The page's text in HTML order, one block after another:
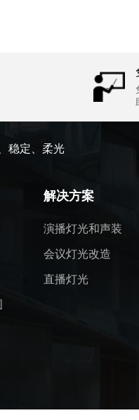
稳定、柔光
解决方案
演播灯光和声装
会议灯光改造
直播灯光